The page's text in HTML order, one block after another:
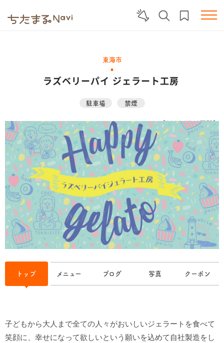
東海市
ラズベリーパイ ジェラート工房
駐車場 禁煙
【2026.05.19更新】
トップ メニュー ブログ 写真 クーポン
子どもから大人まで全ての人々がおいしいジェラートを食べて
笑顔に、幸せになって欲しいという願いを込めて自社製造をし